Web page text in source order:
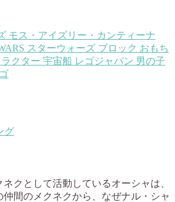
モス・アイズリー・カンティーナ
スターウォーズ ブロック おもち
クター 宇宙船 レゴジャパン 男の子
グ
クとして活動しているオーシャは、
間のメクネクから、なぜナル・シャ